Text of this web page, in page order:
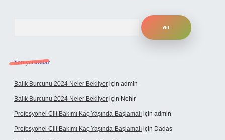
Son yorumlar
Balık Burcunu 2024 Neler Bekliyor için admin
Balık Burcunu 2024 Neler Bekliyor için Nehir
Profesyonel Cilt Bakımı Kaç Yaşında Başlamalı için admin
Profesyonel Cilt Bakımı Kaç Yaşında Başlamalı için Dadaş